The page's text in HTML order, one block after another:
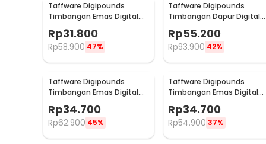
Taffware Digipounds
Timbangan Emas Digital
Mini 5 Units 0.01g 200g -
MH-200
Rp31.800
Rp58.900 47%
Taffware Digipounds
Timbangan Dapur Digital
Scale Battery 1g 5kg - Z1S
Rp55.200
Rp93.900 42%
Taffware Digipounds
Timbangan Emas Digital
Mini 7 Units 0.01g 200g -
SC-13 / VSW0083
Rp34.700
Rp62.900 45%
Taffware Digipounds
Timbangan Emas Digital
Mini 7 Units 0.01g 100g -
SC-13 / VSW0083
Rp34.700
Rp54.90037%